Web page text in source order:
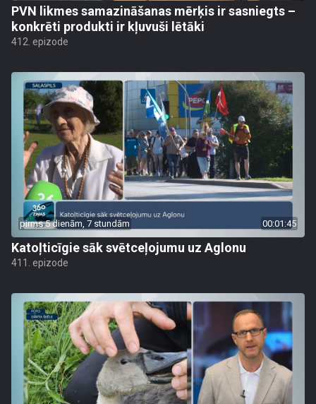
PVN likmes samazināšanas mērķis ir sasniegts –
konkrēti produkti ir kļuvuši lētāki
412. epizode
pirms 5 dienām, 7 stundām 00:01:45
Katoļticīgie sāk svētceļojumu uz Aglonu
411. epizode